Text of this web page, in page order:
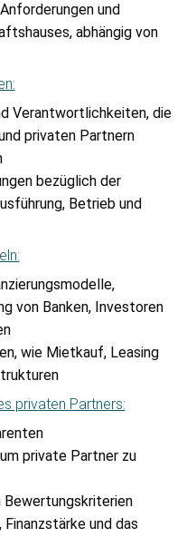
und
abhängig von
Verantwortlichkeiten, die
privaten Partnern
bezüglich der
Betrieb und
von Banken, Investoren
wie Mietkauf, Leasing
privaten Partners:
private Partner zu
und das